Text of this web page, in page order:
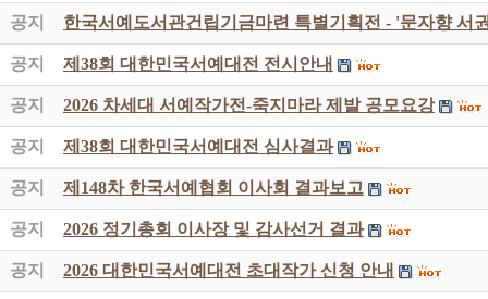
공지 한국서예도서관건립기금마련 특별기획전 - '문자향 서
공지 제38회 대한민국서예대전 전시안내
공지 2026 차세대 서예작가전-죽지마라 제발 공모요강
공지 제38회 대한민국서예대전 심사결과
공지 제148차 한국서예협회 이사회 결과보고
공지 2026 정기총회 이사장 및 감사선거 결과
공지 2026 대한민국서예대전 초대작가 신청 안내